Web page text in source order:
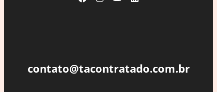
contato@tacontratado.com.br